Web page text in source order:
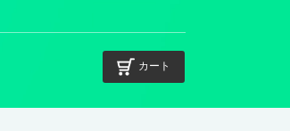
カート